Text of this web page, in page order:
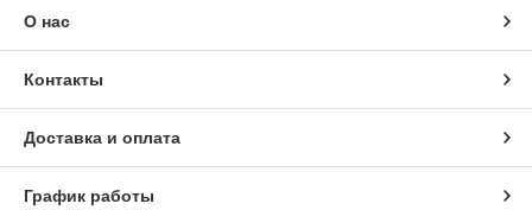
О нас
Контакты
Доставка и оплата
График работы